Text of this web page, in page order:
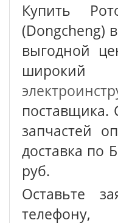
Купить
(Dongcheng)
выгодной
широкий
поставщика.
запчастей
доставка по
руб.
Оставьте